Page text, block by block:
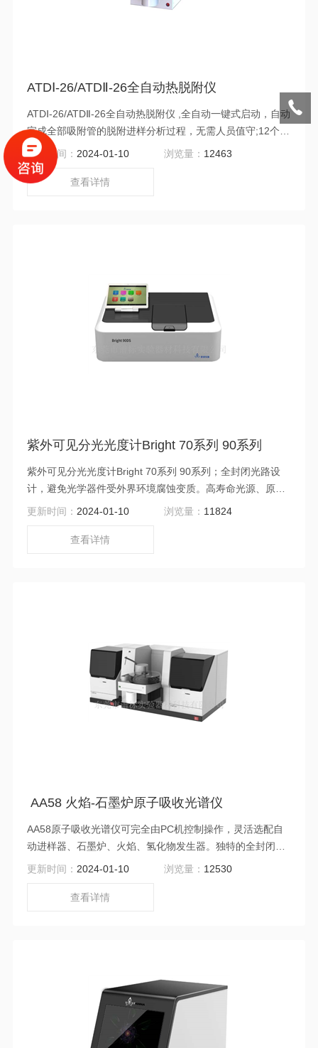
ATDⅠ-26/ATDⅡ-26全自动热脱附仪
ATDⅠ-26/ATDⅡ-26全自动热脱附仪 ,全自动一键式启动，自动
完成全部吸附管的脱附进样分析过程，无需人员值守;12个月
保修期：零部件、电子和软件，不包括易损件.
更新时间： 2024-01-10 浏览量： 12463
查看详情
紫外可见分光光度计Bright 70系列 90系列
紫外可见分光光度计Bright 70系列 90系列；全封闭光路设
计，避免光学器件受外界环境腐蚀变质。高寿命光源、原装
进口氚灯、钨灯，确保光源寿命长达2年，接收器寿命长达
更新时间： 2024-01-10 浏览量： 11824
查看详情
AA58 火焰-石墨炉原子吸收光谱仪
AA58原子吸收光谱仪可完全由PC机控制操作，灵活选配自
动进样器、石墨炉、火焰、氢化物发生器。独特的全封闭、
悬浮式光学机械设计，完美避震，保证光路能量稳定；结合
提供的各项方便功能，保证了测定结果的精确。可广泛应用
更新时间： 2024-01-10 浏览量： 12530
查看详情